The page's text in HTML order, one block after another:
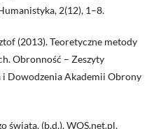
2(12), 1–8.
(2013). Teoretyczne metody
Obronność – Zeszyty
i Dowodzenia Akademii Obrony
świata. (b.d.). WOS.net.pl.